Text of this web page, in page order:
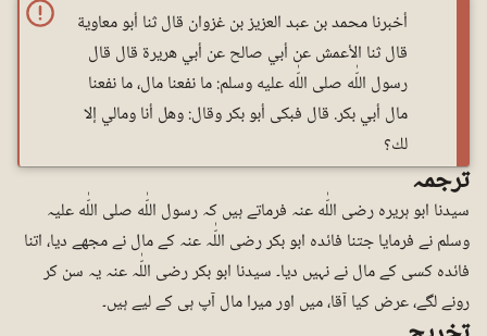
أخبرنا محمد بن عبد العزيز بن غزوان قال ثنا أبو معاوية
قال ثنا الأعمش عن أبي صالح عن أبي هريرة قال قال
رسول اللّٰه صلى اللّٰه عليه وسلم: ما نفعنا مال، ما نفعنا
مال أبي بكر. قال فبكى أبو بکر وقال: وهل أنا ومالي إلا
لك؟
ترجمہ
سیدنا ابو ہریرہ رضی اللّٰه عنہ فرماتے ہیں کہ رسول اللّٰه صلی اللّٰه علیہ
وسلم نے فرمایا جتنا فائدہ ابو بکر رضی اللّٰہ عنہ کے مال نے مجھے دیا، اتنا
فائدہ کسی کے مال نے نہیں دیا۔ سیدنا ابو بکر رضی اللّٰہ عنہ یہ سن کر
رونے لگے، عرض کیا آقا، میں اور میرا مال آپ ہی کے لیے ہیں۔